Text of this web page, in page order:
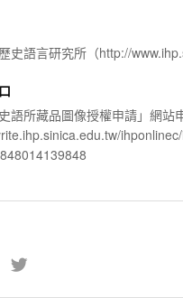
史語言研究所（http://
語所藏品圖像授權申請」網站